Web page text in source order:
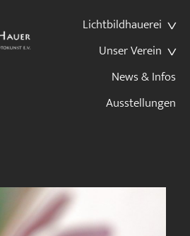
Lichtbildhauerei
Unser Verein
News & Infos
Ausstellungen